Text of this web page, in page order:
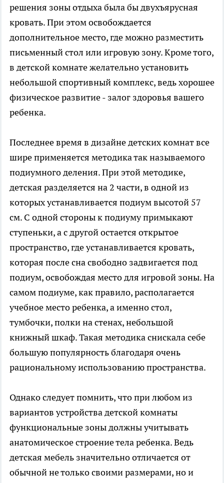
решения зоны отдыха была бы двухъярусная
кровать. При этом освобождается
дополнительное место, где можно разместить
письменный стол или игровую зону. Кроме того,
в детской комнате желательно установить
небольшой спортивный комплекс, ведь хорошее
физическое развитие - залог здоровья вашего
ребенка.
Последнее время в дизайне детских комнат все
шире применяется методика так называемого
подиумного деления. При этой методике,
детская разделяется на 2 части, в одной из
которых устанавливается подиум высотой 57
см. С одной стороны к подиуму примыкают
ступеньки, а с другой остается открытое
пространство, где устанавливается кровать,
которая после сна свободно задвигается под
подиум, освобождая место для игровой зоны. На
самом подиуме, как правило, располагается
учебное место ребенка, а именно стол,
тумбочки, полки на стенах, небольшой
книжный шкаф. Такая методика снискала себе
большую популярность благодаря очень
рациональному использованию пространства.
Однако следует помнить, что при любом из
вариантов устройства детской комнаты
функциональные зоны должны учитывать
анатомическое строение тела ребенка. Ведь
детская мебель значительно отличается от
обычной не только своими размерами, но и